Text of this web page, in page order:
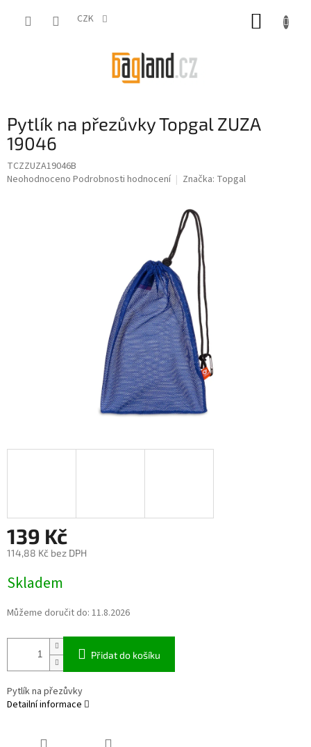
CZK
Pytlík na přezůvky Topgal ZUZA
19046
TCZZUZA19046B
Průměrné
Neohodnoceno Podrobnosti hodnocení Značka: Topgal
139 Kč
114,88 Kč bez DPH
cena:
Skladem
Můžeme doručit do: 11.8.2026
Přidat do košíku
Pytlík na přezůvky
Detailní informace